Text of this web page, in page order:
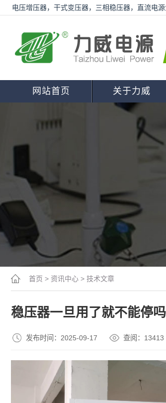
电压增压器，干式变压器，三相稳压器，直流电
网站首页 关于力威
首页 > 资讯中心 > 技术文章
稳压器一旦用了就不能停
发布时间：2025-09-17 查阅：13413